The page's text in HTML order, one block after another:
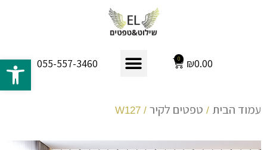
₪0.00
0
055-557-3460
עמוד הבית / טפטים לקיר / W127